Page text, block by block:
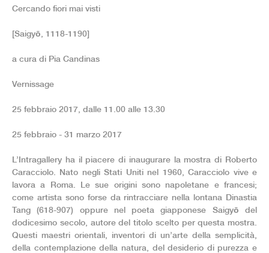
Cercando fiori mai visti
[Saigyō, 1118-1190]
a cura di Pia Candinas
Vernissage
25 febbraio 2017, dalle 11.00 alle 13.30
25 febbraio - 31 marzo 2017
L’Intragallery ha il piacere di inaugurare la mostra di Roberto
Caracciolo. Nato negli Stati Uniti nel 1960, Caracciolo vive e
lavora a Roma. Le sue origini sono napoletane e francesi;
come artista sono forse da rintracciare nella lontana Dinastia
Tang (618-907) oppure nel poeta giapponese Saigyō del
dodicesimo secolo, autore del titolo scelto per questa mostra.
Questi maestri orientali, inventori di un’arte della semplicità,
della contemplazione della natura, del desiderio di purezza e